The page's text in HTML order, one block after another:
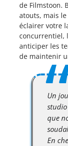
de Filmstoon.
atouts, mais
éclairer votre
concurrentiel,
anticiper les
de maintenir
Un
que
En